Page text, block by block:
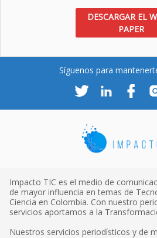
DESCARGAR EL
PAPER
Síguenos para
Impacto TIC es el medio de
de mayor influencia en temas de
Ciencia en Colombia. Con nuestro
servicios aportamos a la
Nuestros servicios periodísticos y de